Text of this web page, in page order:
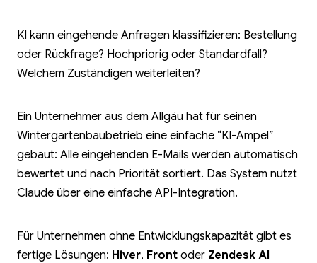
KI kann eingehende Anfragen klassifizieren: Bestellung
oder Rückfrage? Hochpriorig oder Standardfall?
Welchem Zuständigen weiterleiten?
Ein Unternehmer aus dem Allgäu hat für seinen
Wintergartenbaubetrieb eine einfache “KI-Ampel”
gebaut: Alle eingehenden E-Mails werden automatisch
bewertet und nach Priorität sortiert. Das System nutzt
Claude über eine einfache API-Integration.
Für Unternehmen ohne Entwicklungskapazität gibt es
fertige Lösungen: Hiver, Front oder Zendesk AI